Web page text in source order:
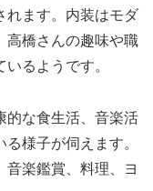
れます。内装はモダ
高橋さんの趣味や職
るようです。
的な食生活、音楽活
様子が伺えます。
音楽鑑賞、料理、ヨ